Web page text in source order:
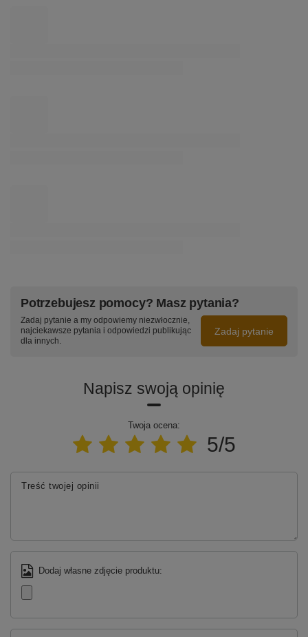
Potrzebujesz pomocy? Masz pytania?
Zadaj pytanie a my odpowiemy niezwłocznie,
najciekawsze pytania i odpowiedzi publikując
dla innych.
Zadaj pytanie
Napisz swoją opinię
Twoja ocena:
5/5
Treść twojej opinii
Dodaj własne zdjęcie produktu: